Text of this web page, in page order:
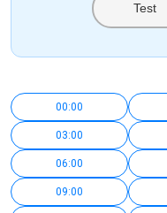
Test
00:00
03:00
06:00
09:00